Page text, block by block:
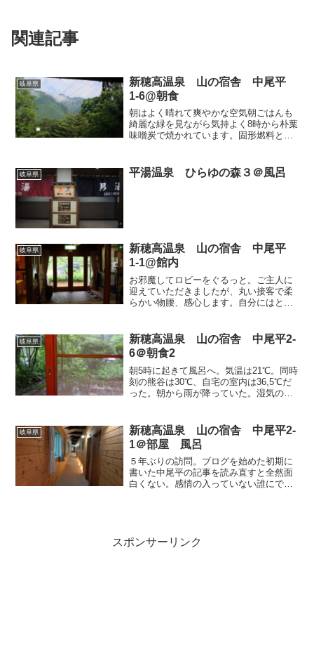
関連記事
岐阜県
新穂高温泉 山の宿舎 中尾平
1-6@朝食
朝はよく晴れて爽やかな空気朝ごはんも
綺麗な緑を見ながら気持よく8時から朴葉
味噌炭で焼かれています。固形燃料とは
が火から降ろしてくれます。煎り豆腐サ
ラダ山菜を炊いたものつ...
岐阜県 平湯温泉 ひらゆの森３＠風呂
岐阜県
新穂高温泉 山の宿舎 中尾平
1-1@館内
お邪魔してロビーをぐるっと。ご主人に
迎えていただきましたが、丸い接客で柔
らかい物腰、感心します。自分にはとう
見えちゃいますもんね。無理しない。初
めてなので、館内やお風呂...
岐阜県
新穂高温泉 山の宿舎 中尾平2-
6＠朝食2
朝5時に起きて風呂へ。気温は21℃。同時
刻の熊谷は30℃、自宅の室内は36,5℃だ
った。朝から雨が降っていた。湿気のせ
宅が恋しくなる。爪が伸びたりひげが伸
びたりそうい...
岐阜県
新穂高温泉 山の宿舎 中尾平2-
1＠部屋 風呂
５年ぶりの訪問。ブログを始めた初期に
書いた中尾平の記事を読み直すと全然面
白くない。感情の入っていない誰にでも
スポンサーリンク